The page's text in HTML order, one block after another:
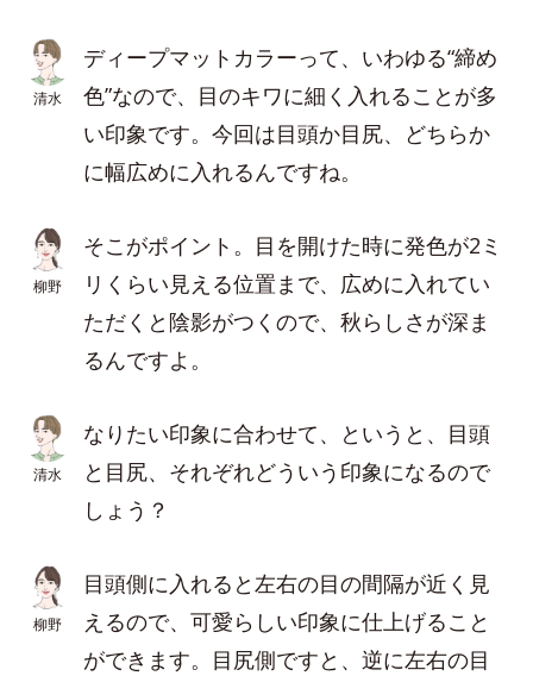
清水
ディープマットカラーって、いわゆる“締め
色”なので、目のキワに細く入れることが多
い印象です。今回は目頭か目尻、どちらか
に幅広めに入れるんですね。
柳野
そこがポイント。目を開けた時に発色が2ミ
リくらい見える位置まで、広めに入れてい
ただくと陰影がつくので、秋らしさが深ま
るんですよ。
清水
なりたい印象に合わせて、というと、目頭
と目尻、それぞれどういう印象になるので
しょう？
柳野
目頭側に入れると左右の目の間隔が近く見
えるので、可愛らしい印象に仕上げること
ができます。目尻側ですと、逆に左右の目